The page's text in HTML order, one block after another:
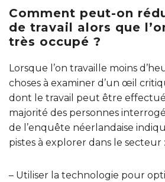
Comment peut-on
de travail alors que
très occupé ?
Lorsque l’on travaille moins
choses à examiner d’un œil
dont le travail peut être
majorité des personnes
de l’enquête néerlandaise
pistes à explorer dans le secteur :
– Utiliser la technologie pour